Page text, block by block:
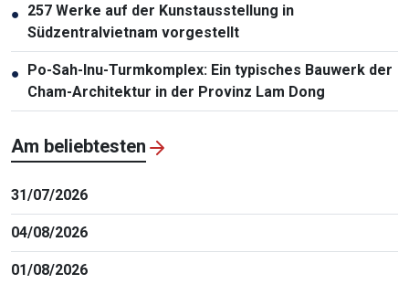
● 257 Werke auf der Kunstausstellung in
Südzentralvietnam vorgestellt
● Po-Sah-Inu-Turmkomplex: Ein typisches Bauwerk der
Cham-Architektur in der Provinz Lam Dong
Am beliebtesten
31/07/2026
04/08/2026
01/08/2026